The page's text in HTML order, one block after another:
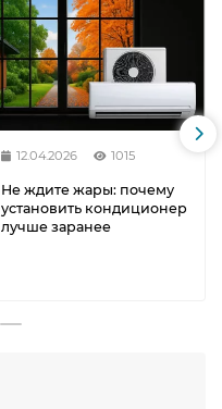
12.04.2026 1015
Не ждите жары: почему
установить кондиционер
лучше заранее